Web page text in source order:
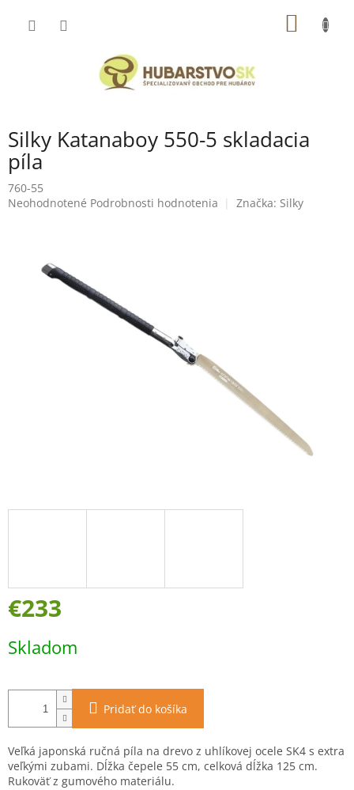
Silky Katanaboy 550-5 skladacia
píla
760-55
Priemerné
Neohodnotené Podrobnosti hodnotenia Značka: Silky
€233
cena:
Skladom
Pridať do košíka
Veľká japonská ručná píla na drevo z uhlíkovej ocele SK4 s extra
veľkými zubami. Dĺžka čepele 55 cm, celková dĺžka 125 cm.
Rukoväť z gumového materiálu.